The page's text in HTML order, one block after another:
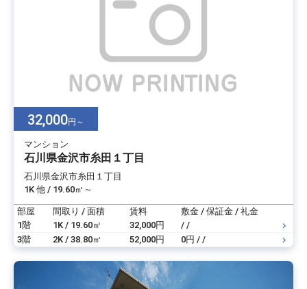
32,000円～
マンション
石川県金沢市糸田１丁目
石川県金沢市糸田１丁目
1K 他 / 19.60㎡～
部屋 間取り / 面積 賃料
敷金 / 保証金 / 礼金
1階
1K / 19.60㎡ 32,000円
/ /
3階
2K / 38.80㎡ 52,000円 0円 / /